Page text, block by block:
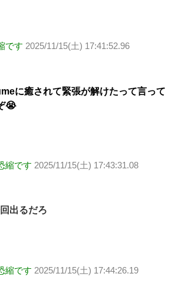
です 2025/11/15(土) 17:41:52.96
に癒されて緊張が解けたって言って
😭
縮です 2025/11/15(土) 17:43:31.08
出るだろ
縮です 2025/11/15(土) 17:44:26.19